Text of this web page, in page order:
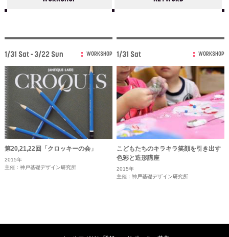
1/31 Sat - 3/22 Sun WORKSHOP
第20,21,22回「クロッキーの会」
2015年
主催：神戸基礎デザイン研究所
1/31 Sat WORKSHOP
こどもたちのキラキラ笑顔を引き出す
色彩と造形講座
2015年
主催：神戸基礎デザイン研究所